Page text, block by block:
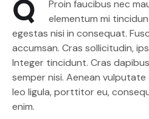
Q
Proin faucibus nec
elementum mi
egestas nisi in consequat.
accumsan. Cras sollicitudin,
Integer tincidunt. Cras
semper nisi. Aenean
leo ligula, porttitor eu,
enim.